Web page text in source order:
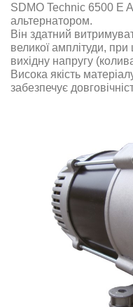
SDMO Technic 6500 E
альтернатором.
Він здатний
великої амплітуди,
вихідну напругу
Висока якість
забезпечує